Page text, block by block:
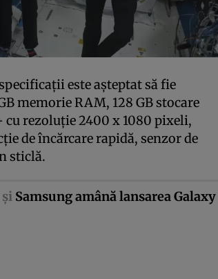
este aşteptat să fie
memorie RAM, 128 GB stocare
cu rezoluţie 2400 x 1080 pixeli,
de încărcare rapidă, senzor de
sticlă.
şi Samsung amână lansarea Galaxy